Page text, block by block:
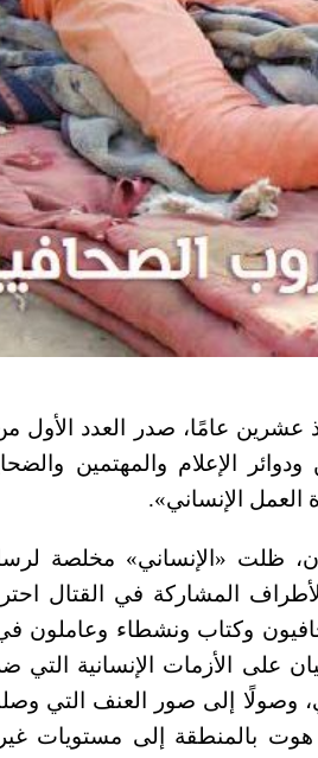
عشرين عامًا، صدر العدد الأول
ودوائر الإعلام والمهتمين
العمل الإنساني».
ظلت «الإنساني» مخلصة
المشاركة في القتال
وكتاب ونشطاء وعاملون
على الأزمات الإنسانية التي
وصولًا إلى صور العنف التي
هوت بالمنطقة إلى مستويات